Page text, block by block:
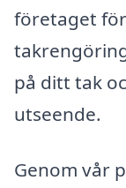
företaget
på ditt tak
utseende.
Genom vår